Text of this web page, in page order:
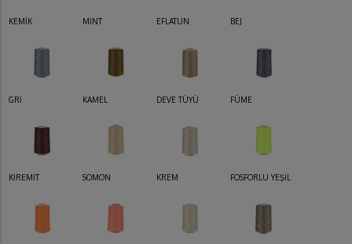
KEMİK MİNT EFLATUN BEJ
GRİ KAMEL DEVE TÜYÜ FÜME
KİREMİT SOMON KREM FOSFORLU YEŞİL